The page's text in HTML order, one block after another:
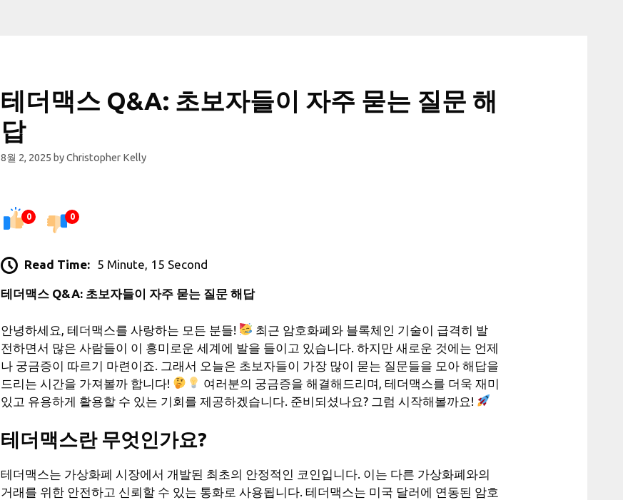
테더맥스 Q&A: 초보자들이 자주 묻는 질문 해
답
8월 2, 2025 byChristopher Kelly
0 0
Read Time: 5 Minute, 15 Second
테더맥스 Q&A: 초보자들이 자주 묻는 질문 해답
안녕하세요, 테더맥스를 사랑하는 모든 분들!
최근 암호화폐와 블록체인 기술이 급격히 발
전하면서 많은 사람들이 이 흥미로운 세계에 발을 들이고 있습니다. 하지만 새로운 것에는 언제
나 궁금증이 따르기 마련이죠. 그래서 오늘은 초보자들이 가장 많이 묻는 질문들을 모아 해답을
드리는 시간을 가져볼까 합니다!
여러분의 궁금증을 해결해드리며, 테더맥스를 더욱 재미
있고 유용하게 활용할 수 있는 기회를 제공하겠습니다. 준비되셨나요? 그럼 시작해볼까요!
테더맥스란 무엇인가요?
테더맥스는 가상화폐 시장에서 개발된 최초의 안정적인 코인입니다. 이는 다른 가상화폐와의
거래를 위한 안전하고 신뢰할 수 있는 통화로 사용됩니다. 테더맥스는 미국 달러에 연동된 암호